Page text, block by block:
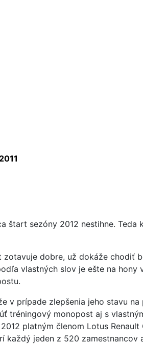
štart sezóny 2012 nestihne.
zotavuje dobre, už dokáže chodiť
vlastných slov je ešte na hony
v prípade zlepšenia jeho stavu
tréningový monopost aj s
platným členom Lotus Renault
každý jeden z 520 zamestnancov